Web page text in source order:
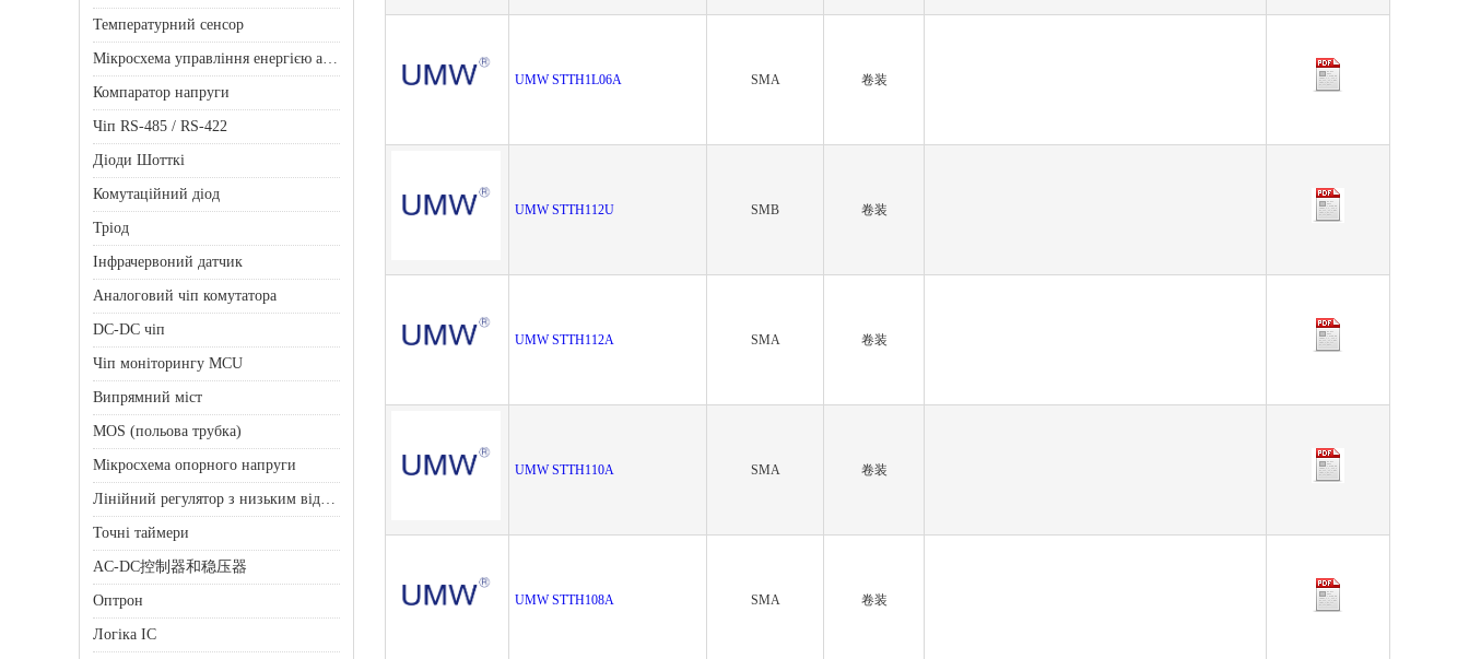
Температурний сенсор
Мікросхема управління енергією акумулятора
Компаратор напруги
Чіп RS-485 / RS-422
Діоди Шотткі
Комутаційний діод
Тріод
Інфрачервоний датчик
Аналоговий чіп комутатора
DC-DC чіп
Чіп моніторингу MCU
Випрямний міст
MOS (польова трубка)
Мікросхема опорного напруги
Лінійний регулятор з низьким відсівом (LDO)
Точні таймери
AC-DC控制器和稳压器
Оптрон
Логіка ІС
UMW STTH1L06A SMA 卷装
UMW STTH112U SMB 卷装
UMW STTH112A SMA 卷装
UMW STTH110A SMA 卷装
UMW STTH108A SMA 卷装